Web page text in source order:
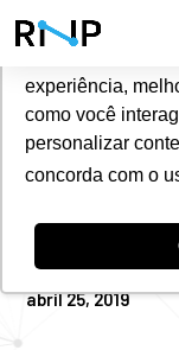
experiência,
como você
personalizar
concorda com o
# NOTÍCIAS
RNP –
e
abril 25, 2019